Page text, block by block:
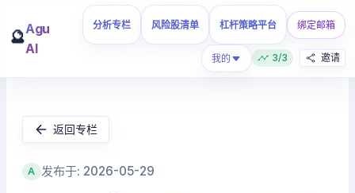
🔮Agu
AI
分析专栏 风险股清单 杠杆策略平台 绑定邮箱
我的 3/3 邀请
返回专栏
A 发布于: 2026-05-29